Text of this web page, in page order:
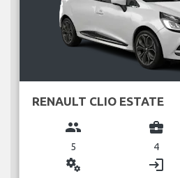
RENAULT CLIO ESTATE
group
5
business_center
4
miscellaneous_services login